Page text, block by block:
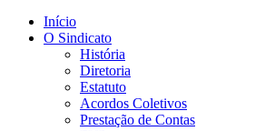
Início
O Sindicato
História
Diretoria
Estatuto
Acordos Coletivos
Prestação de Contas